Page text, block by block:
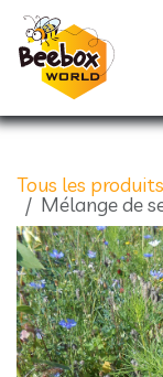
Se rendre au
Tous les produits
Mélange de